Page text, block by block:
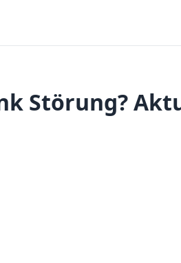
Störung?